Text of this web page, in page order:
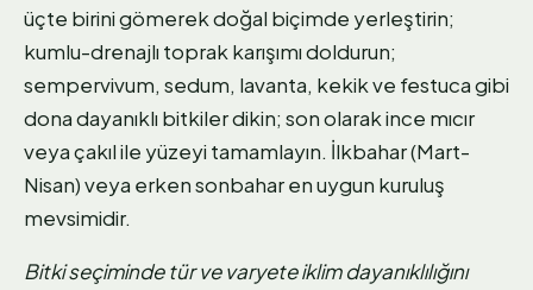
üçte birini gömerek doğal biçimde yerleştirin;
kumlu-drenajlı toprak karışımı doldurun;
sempervivum, sedum, lavanta, kekik ve festuca gibi
dona dayanıklı bitkiler dikin; son olarak ince mıcır
veya çakıl ile yüzeyi tamamlayın. İlkbahar (Mart-
Nisan) veya erken sonbahar en uygun kuruluş
mevsimidir.
Bitki seçiminde tür ve varyete iklim dayanıklılığını